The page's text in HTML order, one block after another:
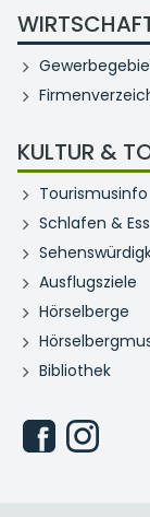
KULTUR &
Tourismusinfo
Schlafen &
Ausflugsziele
Hörselberge
Bibliothek